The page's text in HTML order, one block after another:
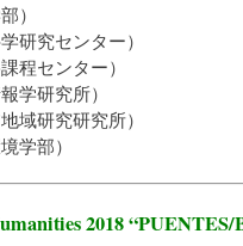
）
研究センター）
程センター）
学研究所）
域研究研究所）
学部）
2018 “PUENTES/